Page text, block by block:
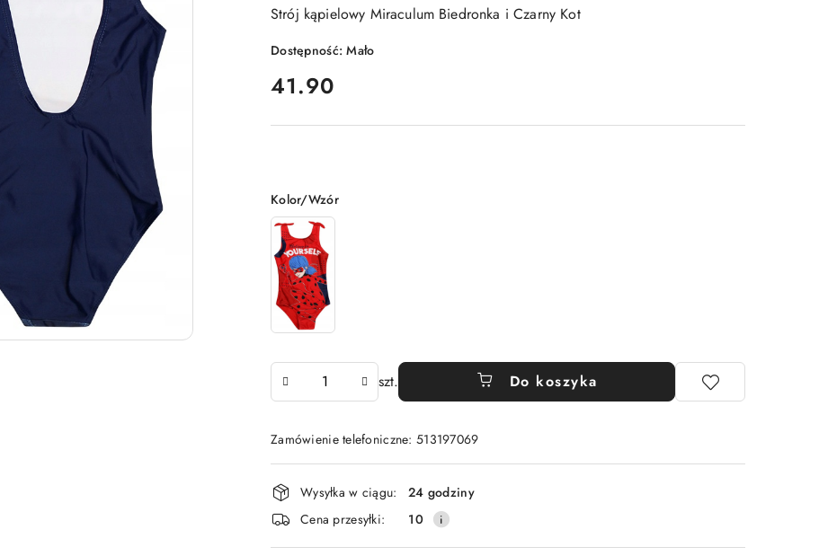
Strój kąpielowy Miraculum Biedronka i Czarny Kot
Dostępność:Mało
cena:
41.90
Wariant
Kolor/Wzór
szt. Do koszyka
Zamówienie telefoniczne: 513197069
Dostępność
i
dostawa
Wysyłka w ciągu:
24 godziny
Cena przesyłki:
10